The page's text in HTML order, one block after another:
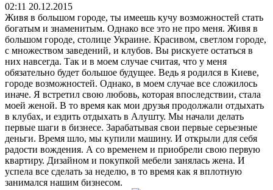
02:11 20.12.2015
Живя в большом городе, ты имеешь кучу возможностей стать
богатым и знаменитым. Однако все это не про меня. Живя в
большом городе, столице Украине. Красивом, светлом городе,
с множеством заведений, и клубов. Вы рискуете остаться в
них навсегда. Так и в моем случае считая, что у меня
обязательно будет большое будущее. Ведь я родился в Киеве,
городе возможностей. Однако, в моем случае все сложилось
иначе. Я встретил свою любовь, которая впоследствии, стала
моей женой. В то время как мои друзья продолжали отдыхать
в клубах, и ездить отдыхать в Алушту. Мы начали делать
первые шаги в бизнесе. Зарабатывая свои первые серьезные
деньги. Время шло, мы купили машину. И открыли для себя
радости вождения. А со временем и приобрели свою первую
квартиру. Дизайном и покупкой мебели занялась жена. И
успела все сделать за неделю, в то время как я вплотную
занимался нашим бизнесом.